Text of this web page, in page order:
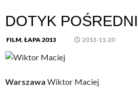
DOTYK POŚREDNI
FILM, ŁAPA 2013 2013-11-20
Warszawa Wiktor Maciej